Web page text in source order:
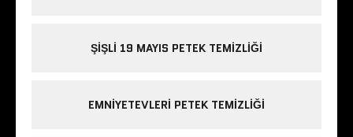
ŞIŞLI 19 MAYIS PETEK TEMIZLIĞI
EMNIYETEVLERI PETEK TEMIZLIĞI